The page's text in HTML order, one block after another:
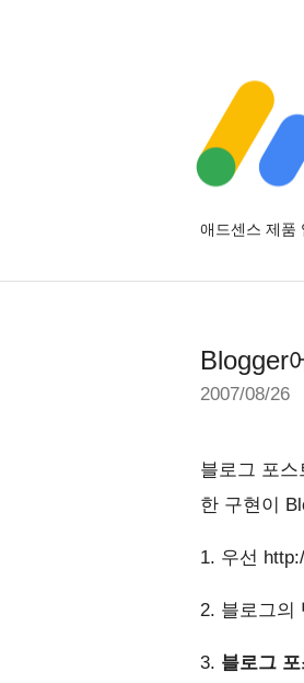
애드센스 제품
Blogger
2007/08/26
블로그 포
한 구현이
1. 우선
2. 블로그의
3. 블로그